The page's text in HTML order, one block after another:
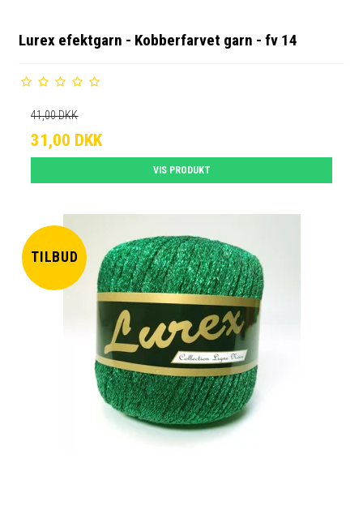
Lurex efektgarn - Kobberfarvet garn - fv 14
41,00 DKK
31,00 DKK
VIS PRODUKT
TILBUD